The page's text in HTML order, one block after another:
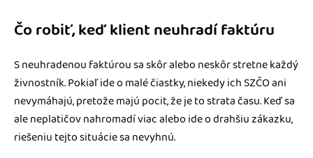
Čo robiť, keď klient neuhradí faktúru
S neuhradenou faktúrou sa skôr alebo neskôr stretne každý
živnostník. Pokiaľ ide o malé čiastky, niekedy ich SZČO ani
nevymáhajú, pretože majú pocit, že je to strata času. Keď sa
ale neplatičov nahromadí viac alebo ide o drahšiu zákazku,
riešeniu tejto situácie sa nevyhnú.